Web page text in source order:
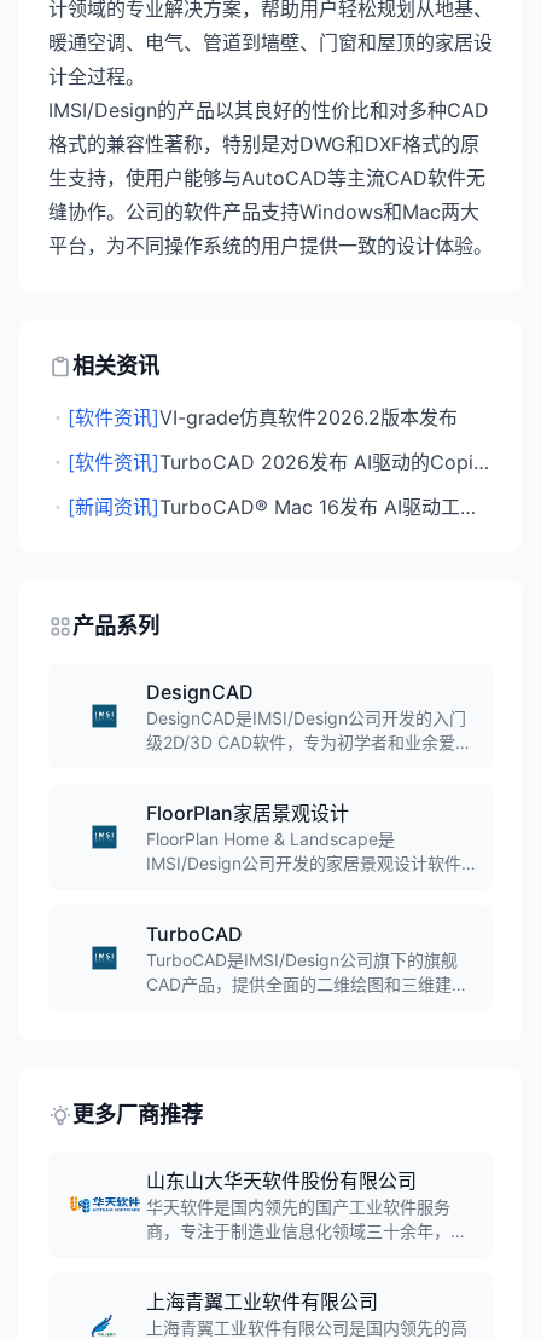
计领域的专业解决方案，帮助用户轻松规划从地基、
暖通空调、电气、管道到墙壁、门窗和屋顶的家居设
计全过程。
IMSI/Design的产品以其良好的性价比和对多种CAD
格式的兼容性著称，特别是对DWG和DXF格式的原
生支持，使用户能够与AutoCAD等主流CAD软件无
缝协作。公司的软件产品支持Windows和Mac两大
平台，为不同操作系统的用户提供一致的设计体验。
相关资讯
・ [软件资讯]VI-grade仿真软件2026.2版本发布
・ [软件资讯]
TurboCAD 2026发布 AI驱动的Copilot Render功能亮相
・ [新闻资讯] TurboCAD® Mac 16发布 AI驱动工具与性能大幅提升
产品系列
DesignCAD
DesignCAD是IMSI/Design公司开发的入门
级2D/3D CAD软件，专为初学者和业余爱好
量设计和简单渲染，是学习CAD的理想起
点。
FloorPlan家居景观设计
FloorPlan Home & Landscape是
IMSI/Design公司开发的家居景观设计软件，
计。软件操作简单，适合房主、室内设计师
和建筑承包商使用。
TurboCAD
TurboCAD是IMSI/Design公司旗下的旗舰
CAD产品，提供全面的二维绘图和三维建模
更多厂商推荐
山东山大华天软件股份有限公司
华天软件是国内领先的国产工业软件服务
商，专注于制造业信息化领域三十余年，拥
全流程工业软件，服务航空航天、汽车制
造、能源化工等三千多家企业，是支撑我国
上海青翼工业软件有限公司
上海青翼工业软件有限公司是国内领先的高